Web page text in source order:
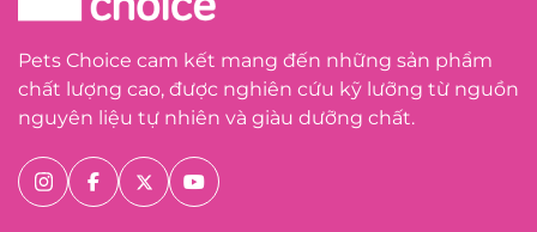
Pets Choice cam kết mang đến những sản phẩm
chất lượng cao, được nghiên cứu kỹ lưỡng từ nguồn
nguyên liệu tự nhiên và giàu dưỡng chất.